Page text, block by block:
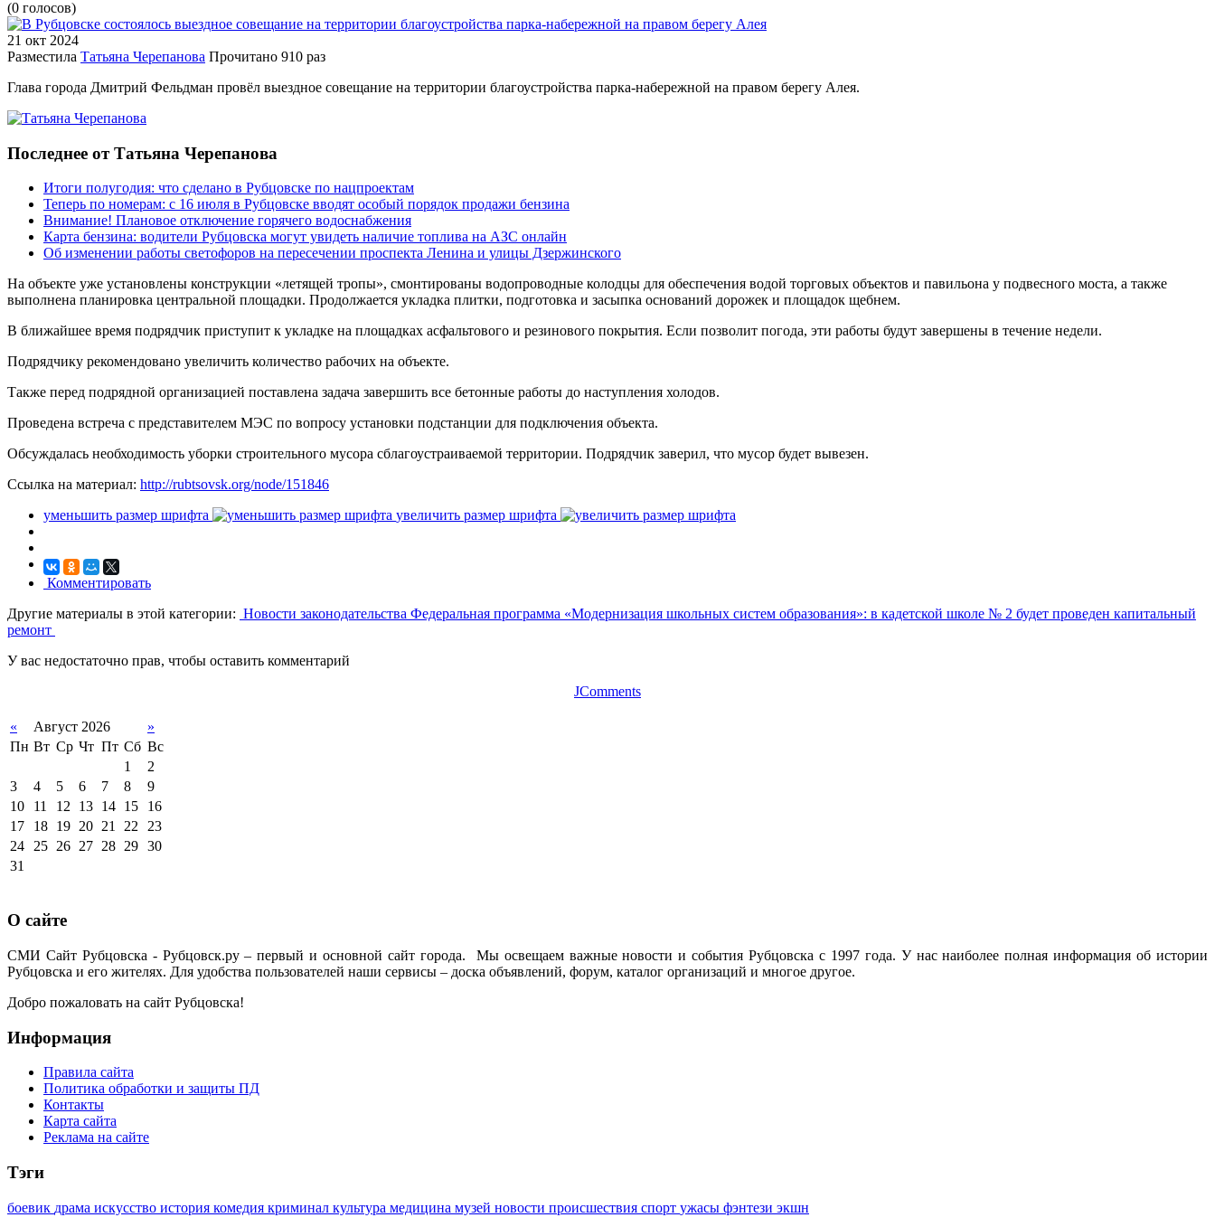
(0 голосов)
21 окт 2024
Разместила Татьяна Черепанова Прочитано 910 раз
Глава города Дмитрий Фельдман провёл выездное совещание на территории благоустройства парка-набережной на правом берегу Алея.
Последнее от Татьяна Черепанова
Итоги полугодия: что сделано в Рубцовске по нацпроектам
Теперь по номерам: с 16 июля в Рубцовске вводят особый порядок продажи бензина
Внимание! Плановое отключение горячего водоснабжения
Карта бензина: водители Рубцовска могут увидеть наличие топлива на АЗС онлайн
Об изменении работы светофоров на пересечении проспекта Ленина и улицы Дзержинского
На объекте уже установлены конструкции «летящей тропы», смонтированы водопроводные колодцы для обеспечения водой торговых объектов и павильона у подвесного моста, а также
выполнена планировка центральной площадки. Продолжается укладка плитки, подготовка и засыпка оснований дорожек и площадок щебнем.
В ближайшее время подрядчик приступит к укладке на площадках асфальтового и резинового покрытия. Если позволит погода, эти работы будут завершены в течение недели.
Подрядчику рекомендовано увеличить количество рабочих на объекте.
Также перед подрядной организацией поставлена задача завершить все бетонные работы до наступления холодов.
Проведена встреча с представителем МЭС по вопросу установки подстанции для подключения объекта.
Обсуждалась необходимость уборки строительного мусора сблагоустраиваемой территории. Подрядчик заверил, что мусор будет вывезен.
Ссылка на материал: http://rubtsovsk.org/node/151846
уменьшить размер шрифта
увеличить размер шрифта
Комментировать
Другие материалы в этой категории: Новости законодательства Федеральная программа «Модернизация школьных систем образования»: в кадетской школе № 2 будет проведен капитальный
ремонт
У вас недостаточно прав, чтобы оставить комментарий
JComments
« Август 2026
»
Пн Вт Ср Чт Пт Сб Вс
1
2
3
4 5 6 7 8
9
10
11 12 13 14 15
16
17
18 19 20 21 22
23
24
25 26 27 28 29 30
31
О сайте
СМИ Сайт Рубцовска - Рубцовск.ру – первый и основной сайт города. Мы освещаем важные новости и события Рубцовска с 1997 года. У нас наиболее полная информация об истории
Рубцовска и его жителях. Для удобства пользователей наши сервисы – доска объявлений, форум, каталог организаций и многое другое.
Добро пожаловать на сайт Рубцовска!
Информация
Правила сайта
Политика обработки и защиты ПД
Контакты
Карта сайта
Реклама на сайте
Тэги
боевик драма искусство история комедия криминал культура медицина музей новости происшествия спорт ужасы фэнтези экшн